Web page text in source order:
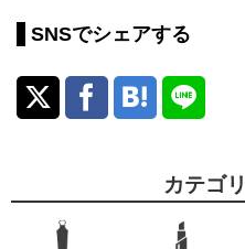
SNSでシェアする
カテゴ